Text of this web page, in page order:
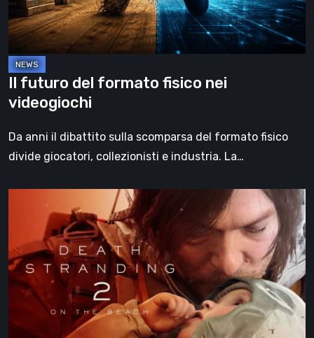
videogiochi
Il futuro del formato fisico nei
videogiochi
Da anni il dibattito sulla scomparsa del formato fisico
divide giocatori, collezionisti e industria. La…
Stranding
On
the
Beach,
recensione